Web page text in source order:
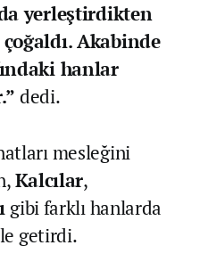
yerleştirdikten
Akabinde
hanlar
dedi.
mesleğini
Kalcılar,
gibi farklı hanlarda
getirdi.